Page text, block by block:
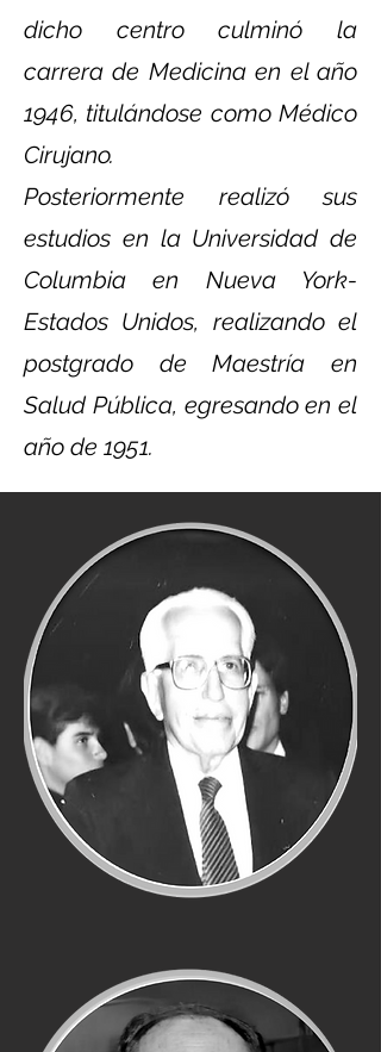
dicho centro culminó la
carrera de Medicina en el año
1946, titulándose como Médico
Cirujano.
Posteriormente realizó sus
estudios en la Universidad de
Columbia en Nueva York-
Estados Unidos, realizando el
postgrado de Maestría en
Salud Pública, egresando en el
año de 1951.